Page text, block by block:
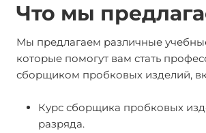
Что мы
Мы предлагаем различные
которые помогут вам стать
сборщиком пробковых изделий,
Курс сборщика пробковых
разряда.